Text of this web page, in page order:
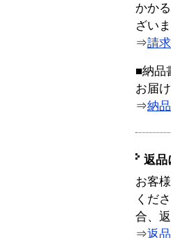
かか
ざいま
⇒請
■納品
お届
⇒納
返品
お客
くだ
合、
⇒返